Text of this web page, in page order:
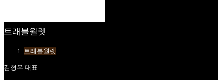
트래블월렛
트래블월렛
김형우 대표